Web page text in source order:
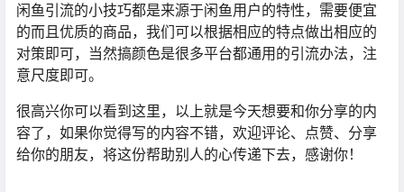
闲鱼引流的小技巧都是来源于闲鱼用户的特性，需要便宜
的而且优质的商品，我们可以根据相应的特点做出相应的
对策即可，当然搞颜色是很多平台都通用的引流办法，注
意尺度即可。
很高兴你可以看到这里，以上就是今天想要和你分享的内
容了，如果你觉得写的内容不错，欢迎评论、点赞、分享
给你的朋友，将这份帮助别人的心传递下去，感谢你！